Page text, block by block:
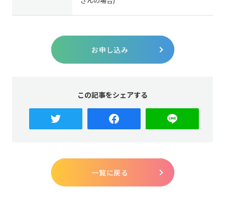
お申し込み
この記事をシェアする
一覧に戻る